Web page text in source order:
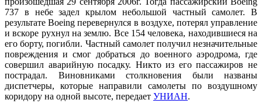
737 в небе задел крылом небольшой частный самолет. В
результате Boeing перевернулся в воздухе, потерял управление
и вскоре рухнул на землю. Все 154 человека, находившиеся на
его борту, погибли. Частный самолет получил незначительные
повреждения и смог добраться до военного аэродрома, где
совершил аварийную посадку. Никто из его пассажиров не
пострадал. Виновниками столкновения были названы
диспетчеры, которые направили самолеты по воздушному
коридору на одной высоте, передает УНИАН.